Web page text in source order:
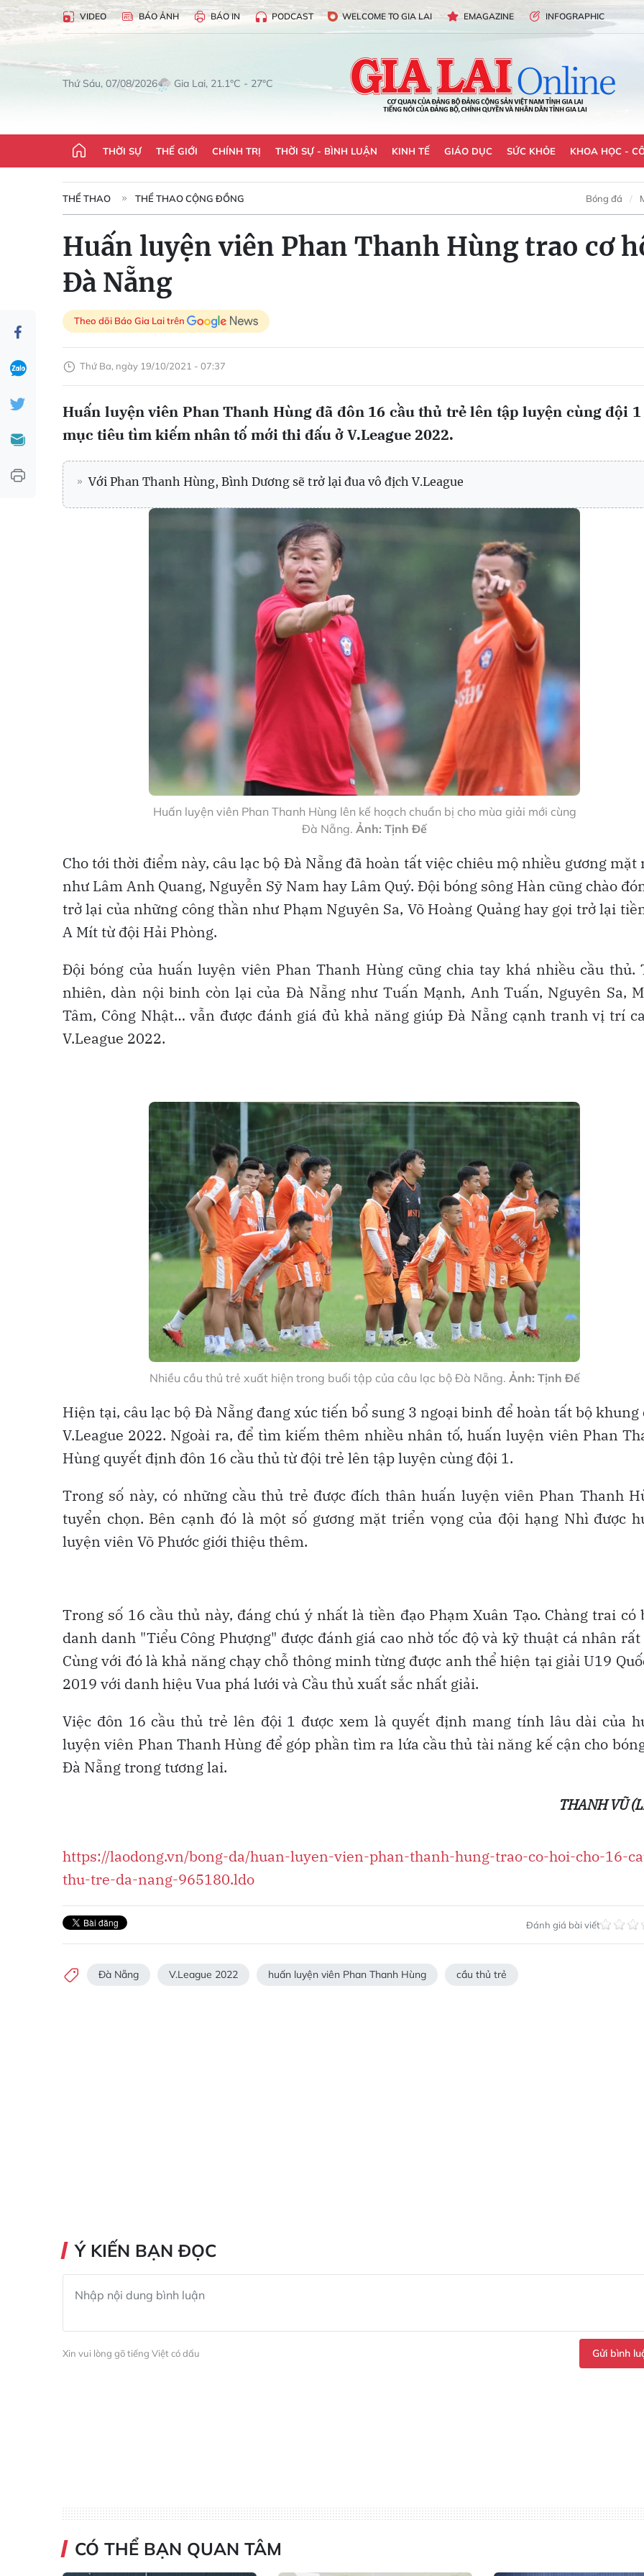
VIDEO BÁO ẢNH BÁO IN PODCAST WELCOME TO GIA LAI EMAGAZINE INFOGRAPHIC
Thứ Sáu, 07/08/2026 Gia Lai, 21.1°C - 27°C
THỜI SỰ THẾ GIỚI CHÍNH TRỊ THỜI SỰ - BÌNH LUẬN KINH TẾ GIÁO DỤC SỨC KHỎE KHOA HỌC -
THỂ THAO THỂ THAO CỘNG ĐỒNG Bóng đá
Huấn luyện viên Phan Thanh Hùng trao cơ
Đà Nẵng
Theo dõi Báo Gia Lai trên
Thứ Ba, ngày 19/10/2021 - 07:37
Huấn luyện viên Phan Thanh Hùng đã đôn 16 cầu thủ trẻ lên tập luyện cùng đội
mục tiêu tìm kiếm nhân tố mới thi đấu ở V.League 2022.
Với Phan Thanh Hùng, Bình Dương sẽ trở lại đua vô địch V.League
Huấn luyện viên Phan Thanh Hùng lên kế hoạch chuẩn bị cho mùa giải mới cùng
Đà Nẵng. Ảnh: Tịnh Đế
Cho tới thời điểm này, câu lạc bộ Đà Nẵng đã hoàn tất việc chiêu mộ nhiều gương mặt
như Lâm Anh Quang, Nguyễn Sỹ Nam hay Lâm Quý. Đội bóng sông Hàn cũng chào
trở lại của những công thần như Phạm Nguyên Sa, Võ Hoàng Quảng hay gọi trở lại
A Mít từ đội Hải Phòng.
Đội bóng của huấn luyện viên Phan Thanh Hùng cũng chia tay khá nhiều cầu thủ.
nhiên, dàn nội binh còn lại của Đà Nẵng như Tuấn Mạnh, Anh Tuấn, Nguyên Sa,
Tâm, Công Nhật… vẫn được đánh giá đủ khả năng giúp Đà Nẵng cạnh tranh vị trí
V.League 2022.
Nhiều cầu thủ trẻ xuất hiện trong buổi tập của câu lạc bộ Đà Nẵng. Ảnh: Tịnh Đế
Hiện tại, câu lạc bộ Đà Nẵng đang xúc tiến bổ sung 3 ngoại binh để hoàn tất bộ khung
V.League 2022. Ngoài ra, để tìm kiếm thêm nhiều nhân tố, huấn luyện viên Phan
Hùng quyết định đôn 16 cầu thủ từ đội trẻ lên tập luyện cùng đội 1.
Trong số này, có những cầu thủ trẻ được đích thân huấn luyện viên Phan Thanh
tuyển chọn. Bên cạnh đó là một số gương mặt triển vọng của đội hạng Nhì được
luyện viên Võ Phước giới thiệu thêm.
Trong số 16 cầu thủ này, đáng chú ý nhất là tiền đạo Phạm Xuân Tạo. Chàng trai có
danh danh "Tiểu Công Phượng" được đánh giá cao nhờ tốc độ và kỹ thuật cá nhân rất
Cùng với đó là khả năng chạy chỗ thông minh từng được anh thể hiện tại giải U19
2019 với danh hiệu Vua phá lưới và Cầu thủ xuất sắc nhất giải.
Việc đôn 16 cầu thủ trẻ lên đội 1 được xem là quyết định mang tính lâu dài của
luyện viên Phan Thanh Hùng để góp phần tìm ra lứa cầu thủ tài năng kế cận cho
Đà Nẵng trong tương lai.
THANH VŨ
https://laodong.vn/bong-da/huan-luyen-vien-phan-thanh-hung-trao-co-hoi-cho-16-
thu-tre-da-nang-965180.ldo
Đánh giá bài viết
Đà Nẵng V.League 2022 huấn luyện viên Phan Thanh Hùng cầu thủ trẻ
Ý KIẾN BẠN ĐỌC
Xin vui lòng gõ tiếng Việt có dấu Gửi bình
CÓ THỂ BẠN QUAN TÂM